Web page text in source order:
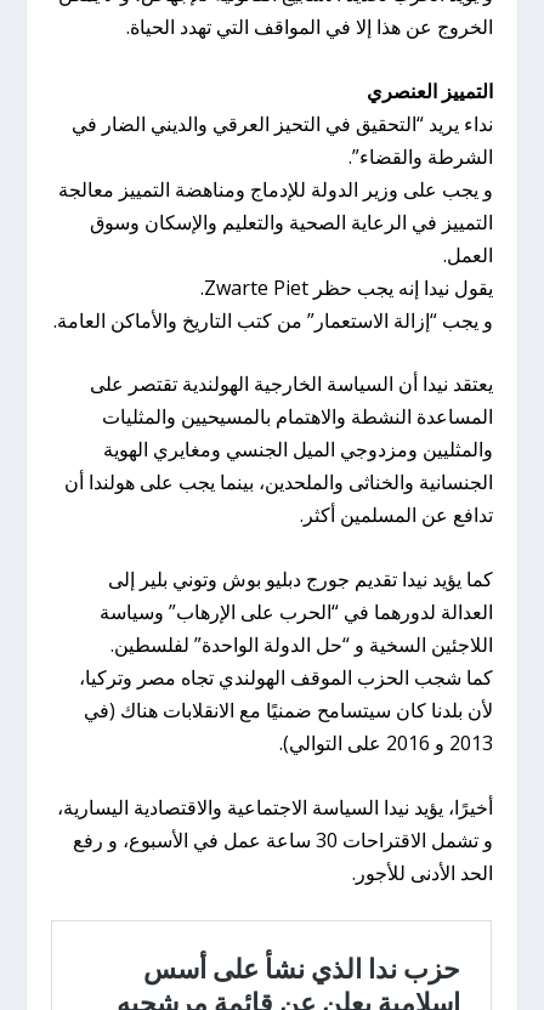
الخروج عن هذا إلا في المواقف التي تهدد الحياة.
التمييز العنصري
نداء يريد “التحقيق في التحيز العرقي والديني الضار في
الشرطة والقضاء”.
و يجب على وزير الدولة للإدماج ومناهضة التمييز معالجة
التمييز في الرعاية الصحية والتعليم والإسكان وسوق
العمل.
يقول نيدا إنه يجب حظر Zwarte Piet.
و يجب “إزالة الاستعمار” من كتب التاريخ والأماكن العامة.
يعتقد نيدا أن السياسة الخارجية الهولندية تقتصر على
المساعدة النشطة والاهتمام بالمسيحيين والمثليات
والمثليين ومزدوجي الميل الجنسي ومغايري الهوية
الجنسانية والخناثى والملحدين، بينما يجب على هولندا أن
تدافع عن المسلمين أكثر.
كما يؤيد نيدا تقديم جورج دبليو بوش وتوني بلير إلى
العدالة لدورهما في “الحرب على الإرهاب” وسياسة
اللاجئين السخية و “حل الدولة الواحدة” لفلسطين.
كما شجب الحزب الموقف الهولندي تجاه مصر وتركيا،
لأن بلدنا كان سيتسامح ضمنيًا مع الانقلابات هناك (في
2013 و 2016 على التوالي).
أخيرًا، يؤيد نيدا السياسة الاجتماعية والاقتصادية اليسارية،
و تشمل الاقتراحات 30 ساعة عمل في الأسبوع، و رفع
الحد الأدنى للأجور.